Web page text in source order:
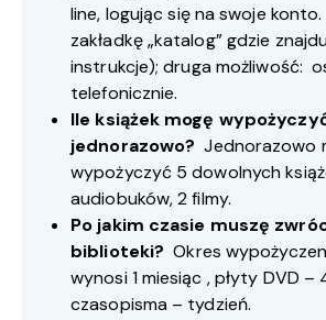
line, logując się na swoje
zakładkę „katalog” gdzie
instrukcje); druga możliwość:
telefonicznie.
Ile książek mogę
jednorazowo?Jednorazowo
wypożyczyć 5 dowolnych
audiobuków, 2 filmy.
Po jakim czasie muszę
biblioteki? Okres
wynosi 1 miesiąc , płyty DVD –
czasopisma – tydzień.